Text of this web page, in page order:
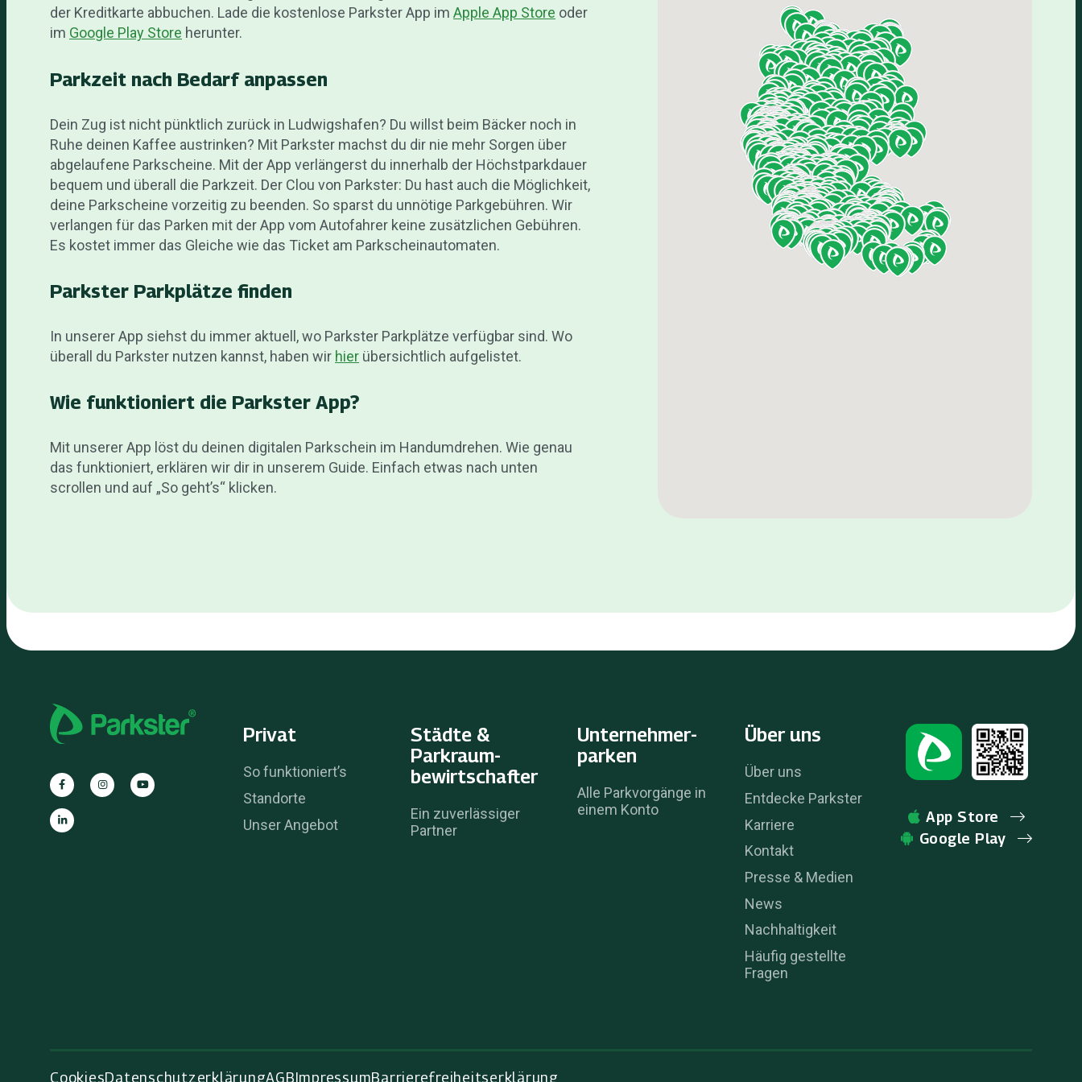
der Kreditkarte abbuchen. Lade die kostenlose Parkster App im Apple App Store oder
im Google Play Store herunter.
Parkzeit nach Bedarf anpassen
Dein Zug ist nicht pünktlich zurück in Ludwigshafen? Du willst beim Bäcker noch in
Ruhe deinen Kaffee austrinken? Mit Parkster machst du dir nie mehr Sorgen über
abgelaufene Parkscheine. Mit der App verlängerst du innerhalb der Höchstparkdauer
bequem und überall die Parkzeit. Der Clou von Parkster: Du hast auch die Möglichkeit,
deine Parkscheine vorzeitig zu beenden. So sparst du unnötige Parkgebühren. Wir
verlangen für das Parken mit der App vom Autofahrer keine zusätzlichen Gebühren.
Es kostet immer das Gleiche wie das Ticket am Parkscheinautomaten.
Parkster Parkplätze finden
In unserer App siehst du immer aktuell, wo Parkster Parkplätze verfügbar sind. Wo
überall du Parkster nutzen kannst, haben wir hier übersichtlich aufgelistet.
Wie funktioniert die Parkster App?
Mit unserer App löst du deinen digitalen Parkschein im Handumdrehen. Wie genau
das funktioniert, erklären wir dir in unserem Guide. Einfach etwas nach unten
scrollen und auf „So geht’s“ klicken.
Privat
So funktioniert’s
Standorte
Unser Angebot
Städte &
Parkraum­
bewirtschafter
Ein zuverlässiger
Partner
Unternehmer­
parken
Alle Parkvorgänge in
einem Konto
Über uns
Über uns
Entdecke Parkster
Karriere
Kontakt
Presse & Medien
News
Nachhaltigkeit
Häufig gestellte
Fragen
App Store
Google Play
CookiesDatenschutzerklärungAGBImpressumBarrierefreiheitserklärung